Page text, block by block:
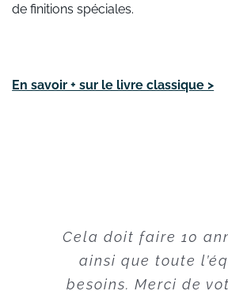
de finitions spéciales.
En savoir + sur le livre classique >
Cela doit faire 10
ainsi que toute
besoins. Merci de
Après avoir passé
communication, j’ai